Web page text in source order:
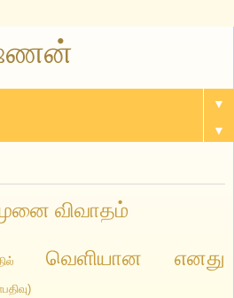
▼
▼
விவாதம்
வெளியான எனது